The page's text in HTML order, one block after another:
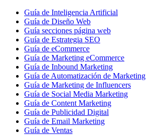
Guía de Inteligencia Artificial
Guía de Diseño Web
Guía secciones página web
Guía de Estrategia SEO
Guía de eCommerce
Guía de Marketing eCommerce
Guía de Inbound Marketing
Guía de Automatización de Marketing
Guía de Marketing de Influencers
Guía de Social Media Marketing
Guía de Content Marketing
Guía de Publicidad Digital
Guía de Email Marketing
Guía de Ventas